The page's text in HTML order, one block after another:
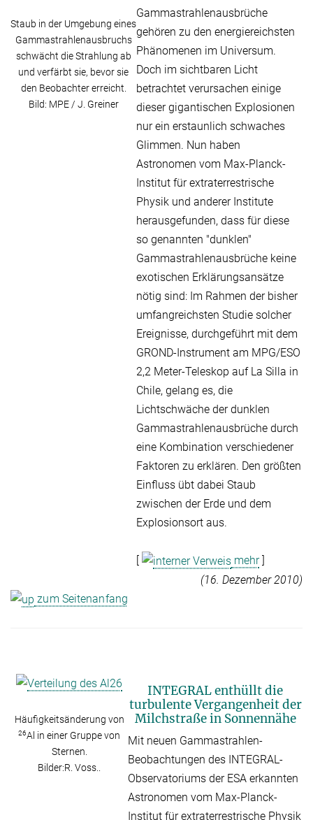
Staub in der Umgebung eines
Gammastrahlenausbruchs
schwächt die Strahlung ab
und verfärbt sie, bevor sie
den Beobachter erreicht.
Bild: MPE / J. Greiner
Gammastrahlenausbrüche
gehören zu den energiereichsten
Phänomenen im Universum.
Doch im sichtbaren Licht
betrachtet verursachen einige
dieser gigantischen Explosionen
nur ein erstaunlich schwaches
Glimmen. Nun haben
Astronomen vom Max-Planck-
Institut für extraterrestrische
Physik und anderer Institute
herausgefunden, dass für diese
so genannten "dunklen"
Gammastrahlenausbrüche keine
exotischen Erklärungsansätze
nötig sind: Im Rahmen der bisher
umfangreichsten Studie solcher
Ereignisse, durchgeführt mit dem
GROND-Instrument am MPG/ESO
2,2 Meter-Teleskop auf La Silla in
Chile, gelang es, die
Lichtschwäche der dunklen
Gammastrahlenausbrüche durch
eine Kombination verschiedener
Faktoren zu erklären. Den größten
Einfluss übt dabei Staub
zwischen der Erde und dem
Explosionsort aus.
[ mehr]
(16. Dezember 2010)
zum Seitenanfang
Häufigkeitsänderung von
26Al in einer Gruppe von
Sternen.
Bilder:R. Voss..
INTEGRAL enthüllt die
turbulente Vergangenheit der
Milchstraße in Sonnennähe
Mit neuen Gammastrahlen-
Beobachtungen des INTEGRAL-
Observatoriums der ESA erkannten
Astronomen vom Max-Planck-
Institut für extraterrestrische Physik